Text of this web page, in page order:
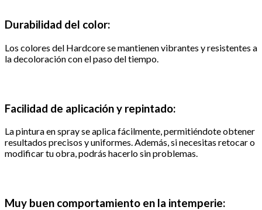
Durabilidad del color:
Los colores del Hardcore se mantienen vibrantes y resistentes a
la decoloración con el paso del tiempo.
Facilidad de aplicación y repintado:
La pintura en spray se aplica fácilmente, permitiéndote obtener
resultados precisos y uniformes. Además, si necesitas retocar o
modificar tu obra, podrás hacerlo sin problemas.
Muy buen comportamiento en la intemperie: